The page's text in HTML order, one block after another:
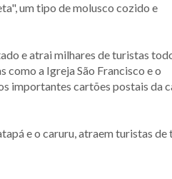
um tipo de molusco cozido e
e atrai milhares de turistas
como a Igreja São Francisco e o
importantes cartões postais da
e o caruru, atraem turistas de